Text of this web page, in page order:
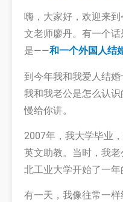
嗨，大家好，欢迎来
文老师廖丹。有一个
是——和一个外国人结
到今年我和我爱人结
我和我老公是怎么认
慢给你讲。
2007年，我大学毕业
英文助教。当时，我
北工业大学开始了一年
有一天，我像往常一